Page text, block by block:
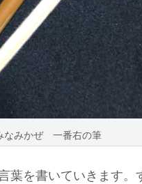
なみかぜ 一番右の筆
葉を書いていきます